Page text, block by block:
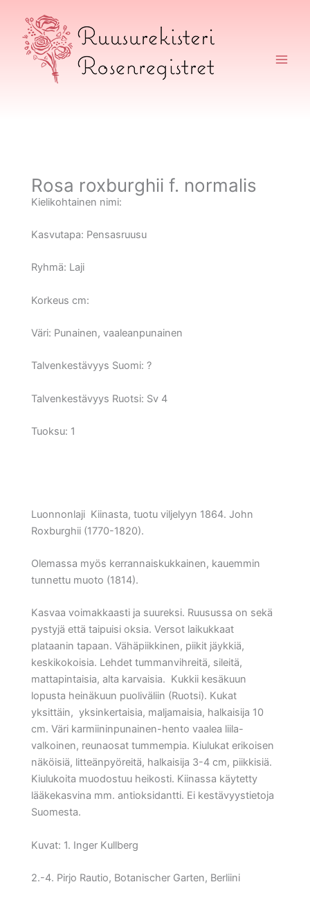
sisältöön
Rosa roxburghii f. normalis
Kielikohtainen nimi:
Kasvutapa: Pensasruusu
Ryhmä: Laji
Korkeus cm:
Väri: Punainen, vaaleanpunainen
Talvenkestävyys Suomi: ?
Talvenkestävyys Ruotsi: Sv 4
Tuoksu: 1
Luonnonlaji Kiinasta, tuotu viljelyyn 1864. John
Roxburghii (1770-1820).
Olemassa myös kerrannaiskukkainen, kauemmin
tunnettu muoto (1814).
Kasvaa voimakkaasti ja suureksi. Ruusussa on sekä
pystyjä että taipuisi oksia. Versot laikukkaat
plataanin tapaan. Vähäpiikkinen, piikit jäykkiä,
keskikokoisia. Lehdet tummanvihreitä, sileitä,
mattapintaisia, alta karvaisia. Kukkii kesäkuun
lopusta heinäkuun puoliväliin (Ruotsi). Kukat
yksittäin, yksinkertaisia, maljamaisia, halkaisija 10
cm. Väri karmiininpunainen-hento vaalea liila-
valkoinen, reunaosat tummempia. Kiulukat erikoisen
näköisiä, litteänpyöreitä, halkaisija 3-4 cm, piikkisiä.
Kiulukoita muodostuu heikosti. Kiinassa käytetty
lääkekasvina mm. antioksidantti. Ei kestävyystietoja
Suomesta.
Kuvat: 1. Inger Kullberg
2.-4. Pirjo Rautio, Botanischer Garten, Berliini